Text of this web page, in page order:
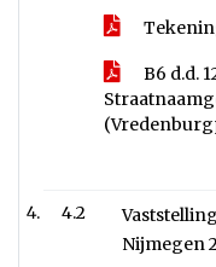
B6 d.d.
4.2
Nijmegen